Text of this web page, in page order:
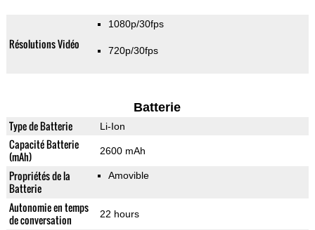
Résolutions Vidéo
1080p/30fps
720p/30fps
Batterie
Type de Batterie Li-Ion
Capacité Batterie
(mAh)
2600 mAh
Propriétés de la
Batterie
Amovible
Autonomie en temps
de conversation
22 hours